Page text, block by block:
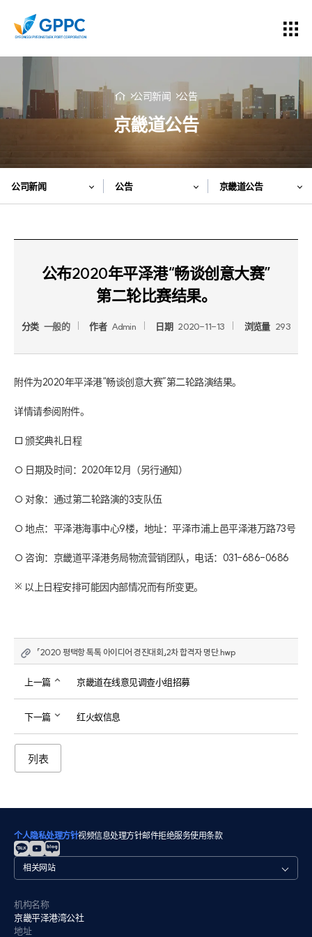
公司新闻 公告
京畿道公告
公司新闻 公告 京畿道公告
公布2020年平泽港“畅谈创意大赛”
第二轮比赛结果。
分类 一般的 作者 Admin 日期 2020-11-13 浏览量 293
附件为2020年平泽港“畅谈创意大赛”第二轮路演结果。
详情请参阅附件。
□ 颁奖典礼日程
○ 日期及时间：2020年12月（另行通知）
○ 对象：通过第二轮路演的3支队伍
○ 地点：平泽港海事中心9楼，地址：平泽市浦上邑平泽港万路73号
○ 咨询：京畿道平泽港务局物流营销团队，电话：031-686-0686
※ 以上日程安排可能因内部情况而有所变更。
「2020 평택항 톡톡 아이디어 경진대회」2차 합격자 명단.hwp
上一篇 京畿道在线意见调查小组招募
下一篇 红火蚁信息
列表
个人隐私处理方针视频信息处理方针邮件拒绝服务使用条款
관
련
이
트
机构名称
京畿平泽港湾公社
地址